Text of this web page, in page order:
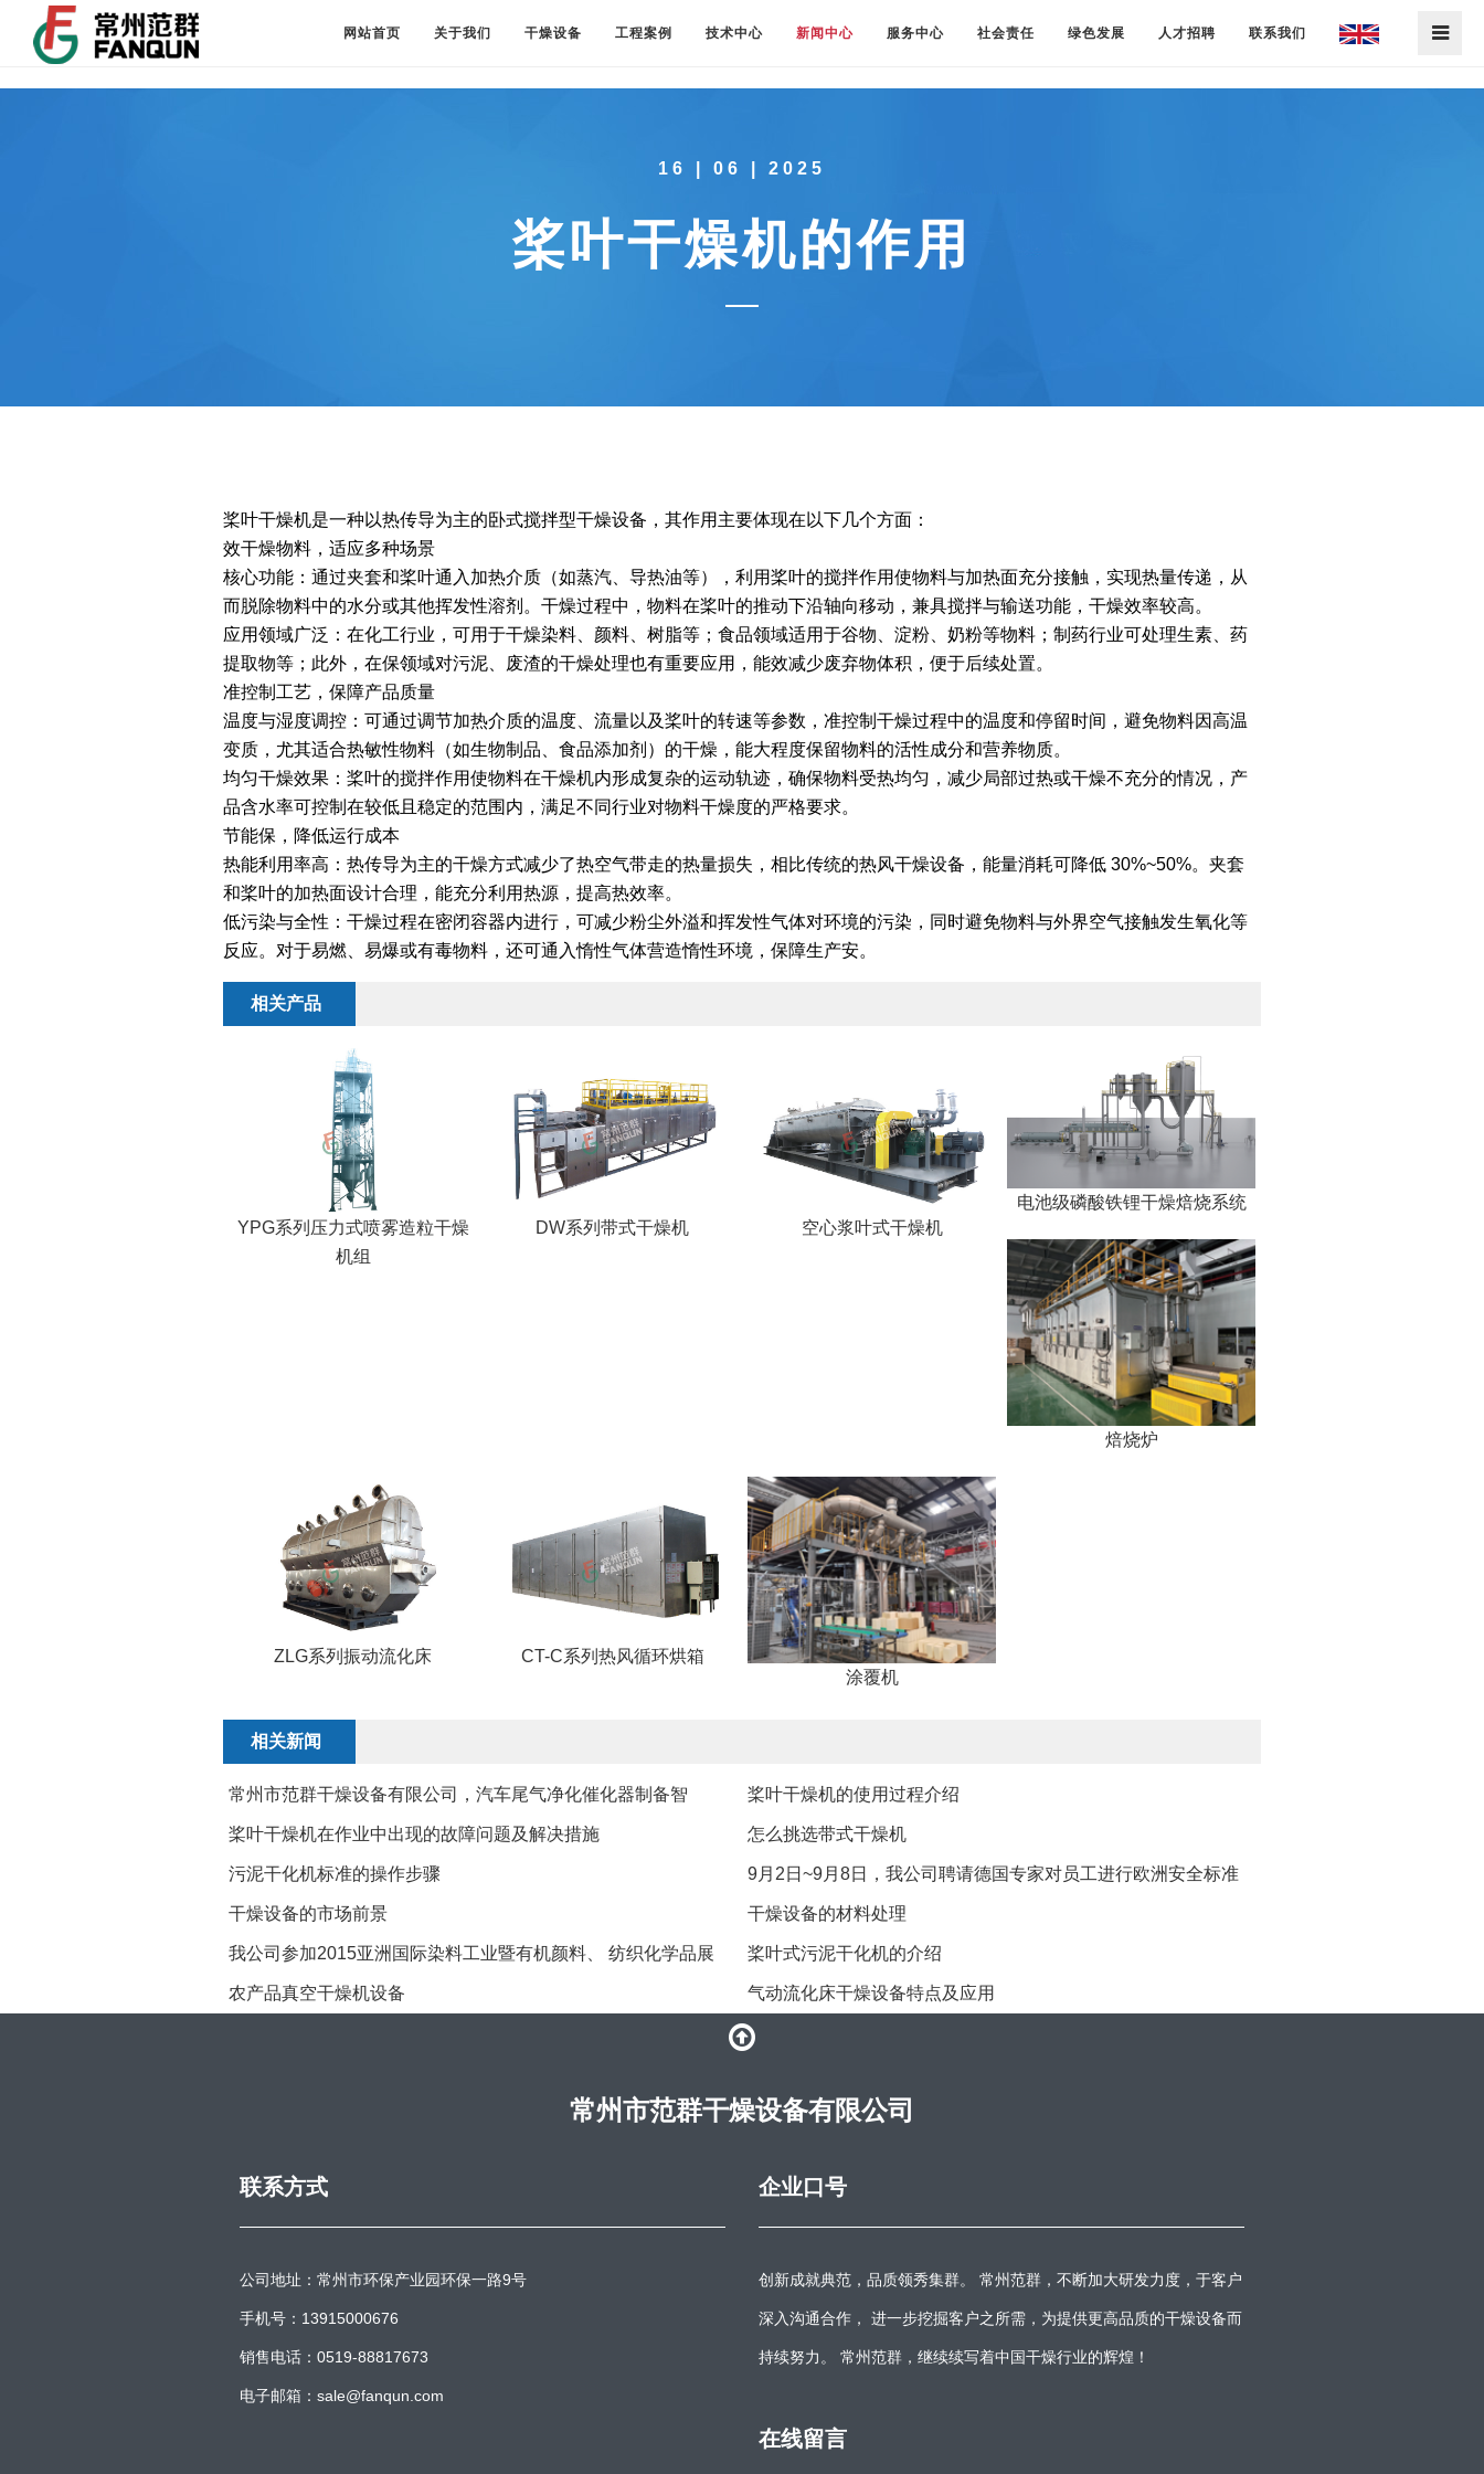
网站首页 关于我们 干燥设备 工程案例 技术中心 新闻中心 服务中心 社会责任 绿色发展 人才招聘 联系我们
16 | 06 | 2025
桨叶干燥机的作用
桨叶干燥机是一种以热传导为主的卧式搅拌型干燥设备，其作用主要体现在以下几个方面：
效干燥物料，适应多种场景
核心功能：通过夹套和桨叶通入加热介质（如蒸汽、导热油等），利用桨叶的搅拌作用使物料与加热面充分接触，实现热量传递，从
而脱除物料中的水分或其他挥发性溶剂。干燥过程中，物料在桨叶的推动下沿轴向移动，兼具搅拌与输送功能，干燥效率较高。
应用领域广泛：在化工行业，可用于干燥染料、颜料、树脂等；食品领域适用于谷物、淀粉、奶粉等物料；制药行业可处理生素、药
提取物等；此外，在保领域对污泥、废渣的干燥处理也有重要应用，能效减少废弃物体积，便于后续处置。
准控制工艺，保障产品质量
温度与湿度调控：可通过调节加热介质的温度、流量以及桨叶的转速等参数，准控制干燥过程中的温度和停留时间，避免物料因高温
变质，尤其适合热敏性物料（如生物制品、食品添加剂）的干燥，能大程度保留物料的活性成分和营养物质。
均匀干燥效果：桨叶的搅拌作用使物料在干燥机内形成复杂的运动轨迹，确保物料受热均匀，减少局部过热或干燥不充分的情况，产
品含水率可控制在较低且稳定的范围内，满足不同行业对物料干燥度的严格要求。
节能保，降低运行成本
热能利用率高：热传导为主的干燥方式减少了热空气带走的热量损失，相比传统的热风干燥设备，能量消耗可降低 30%~50%。夹套
和桨叶的加热面设计合理，能充分利用热源，提高热效率。
低污染与全性：干燥过程在密闭容器内进行，可减少粉尘外溢和挥发性气体对环境的污染，同时避免物料与外界空气接触发生氧化等
反应。对于易燃、易爆或有毒物料，还可通入惰性气体营造惰性环境，保障生产安。
相关产品
YPG系列压力式喷雾造粒干燥
机组
DW系列带式干燥机 空心浆叶式干燥机
电池级磷酸铁锂干燥焙烧系统
焙烧炉
ZLG系列振动流化床
CT-C系列热风循环烘箱
涂覆机
相关新闻
常州市范群干燥设备有限公司，汽车尾气净化催化器制备智 桨叶干燥机的使用过程介绍
桨叶干燥机在作业中出现的故障问题及解决措施 怎么挑选带式干燥机
污泥干化机标准的操作步骤 9月2日~9月8日，我公司聘请德国专家对员工进行欧洲安全标准
干燥设备的市场前景 干燥设备的材料处理
我公司参加2015亚洲国际染料工业暨有机颜料、 纺织化学品展 桨叶式污泥干化机的介绍
农产品真空干燥机设备 气动流化床干燥设备特点及应用
常州市范群干燥设备有限公司
联系方式
公司地址：常州市环保产业园环保一路9号
手机号：13915000676
销售电话：0519-88817673
电子邮箱：sale@fanqun.com
企业口号
创新成就典范，品质领秀集群。 常州范群，不断加大研发力度，于客户
深入沟通合作， 进一步挖掘客户之所需，为提供更高品质的干燥设备而
持续努力。 常州范群，继续续写着中国干燥行业的辉煌！
在线留言